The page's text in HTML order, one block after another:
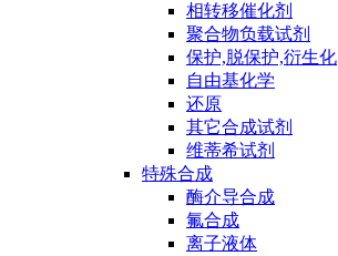
相转移催化剂
聚合物负载试剂
保护,脱保护,衍生化
自由基化学
还原
其它合成试剂
维蒂希试剂
特殊合成
酶介导合成
氟合成
离子液体